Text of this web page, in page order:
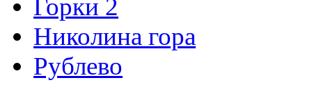
Горки 2
Николина гора
Рублево